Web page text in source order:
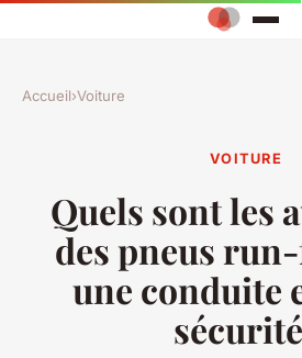
Accueil›Voiture
VOITURE
Quels sont les
des pneus
une conduite